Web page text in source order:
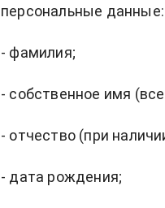
персональные данные:
- фамилия;
- собственное имя
- отчество (при
- дата рождения;